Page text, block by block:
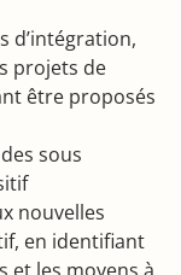
d’intégration,
projets de
être proposés
sous
nouvelles
en identifiant
et les moyens à